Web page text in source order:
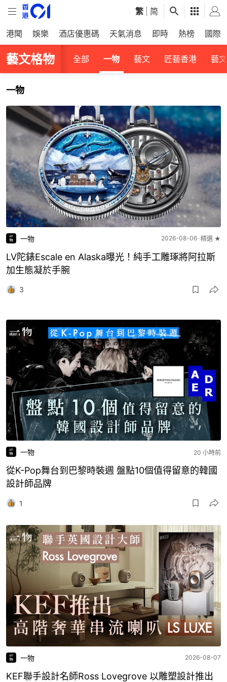
繁 简
港聞 娛樂 酒店優惠碼 天氣消息 即時 熱榜 國際
藝文格物 全部 一物 藝文 匠藝香港 藝
一物
一物 2026-08-06 精選 ★
LV陀錶Escale en Alaska曝光！純手工雕琢將阿拉斯
加生態凝於手腕
3
一物 20 小時前
從K-Pop舞台到巴黎時裝週 盤點10個值得留意的韓國
設計師品牌
1
一物 2026-08-07
KEF聯手設計名師Ross Lovegrove 以雕塑設計推出